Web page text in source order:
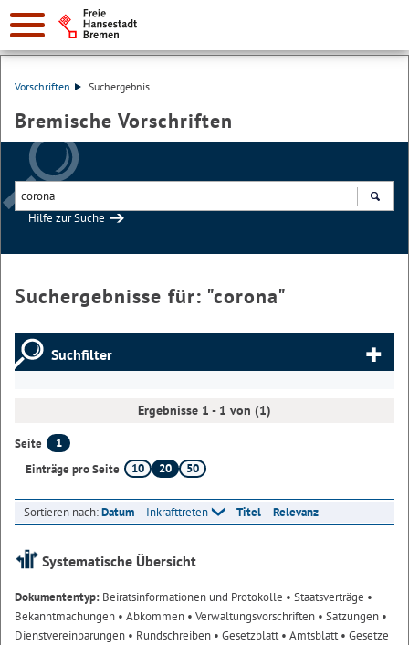
Vorschriften Suchergebnis
Bremische Vorschriften
Hilfe zur Suche
Suchergebnisse für: "corona"
Suchfilter
Ergebnisse 1 - 1 von (1)
Seite
1
Einträge pro Seite
10 20 50
Sortieren nach:Datum Inkrafttreten Titel Relevanz
Systematische Übersicht
Dokumententyp: Beiratsinformationen und Protokolle • Staatsverträge •
Bekanntmachungen • Abkommen • Verwaltungsvorschriften • Satzungen •
Dienstvereinbarungen • Rundschreiben • Gesetzblatt• Amtsblatt• Gesetze